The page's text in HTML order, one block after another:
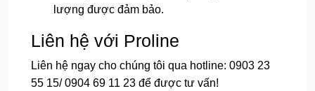
lượng được đảm bảo.
Liên hệ với Proline
Liên hệ ngay cho chúng tôi qua hotline: 0903 23
55 15/ 0904 69 11 23 để được tư vấn!